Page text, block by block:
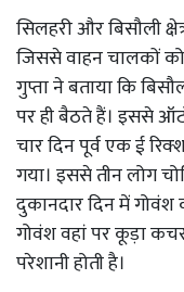
सिलहरी और बिसौली
जिससे वाहन चालकों को
गुप्ता ने बताया कि
पर ही बैठते हैं। इससे
चार दिन पूर्व एक ई
गया। इससे तीन लोग
दुकानदार दिन में
गोवंश वहां पर कूड़ा
परेशानी होती है।